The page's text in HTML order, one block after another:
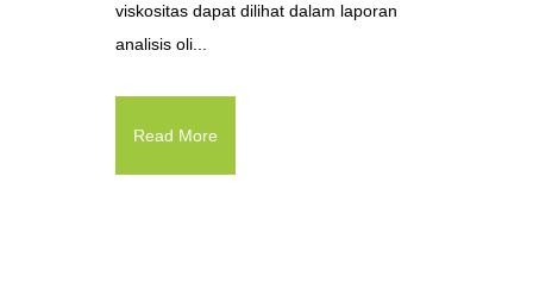
viskositas dapat dilihat dalam laporan
analisis oli...
Read More